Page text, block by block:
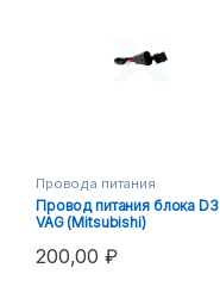
Провода питания
Провод питания блока D3
VAG (Mitsubishi)
200,00₽